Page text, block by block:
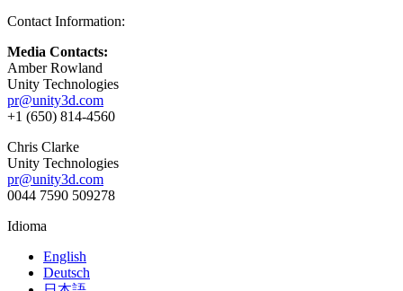
Contact Information:
Media Contacts:
Amber Rowland
Unity Technologies
pr@unity3d.com
+1 (650) 814-4560
Chris Clarke
Unity Technologies
pr@unity3d.com
0044 7590 509278
Idioma
English
Deutsch